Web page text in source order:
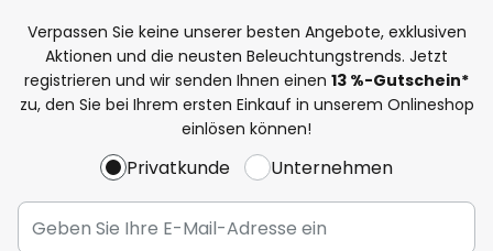
Verpassen Sie keine unserer besten Angebote, exklusiven
Aktionen und die neusten Beleuchtungstrends. Jetzt
registrieren und wir senden Ihnen einen 13 %-Gutschein*
zu, den Sie bei Ihrem ersten Einkauf in unserem Onlineshop
einlösen können!
Privatkunde Unternehmen